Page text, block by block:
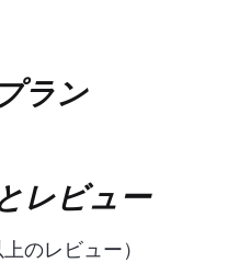
ラン
レビュー
のレビュー）